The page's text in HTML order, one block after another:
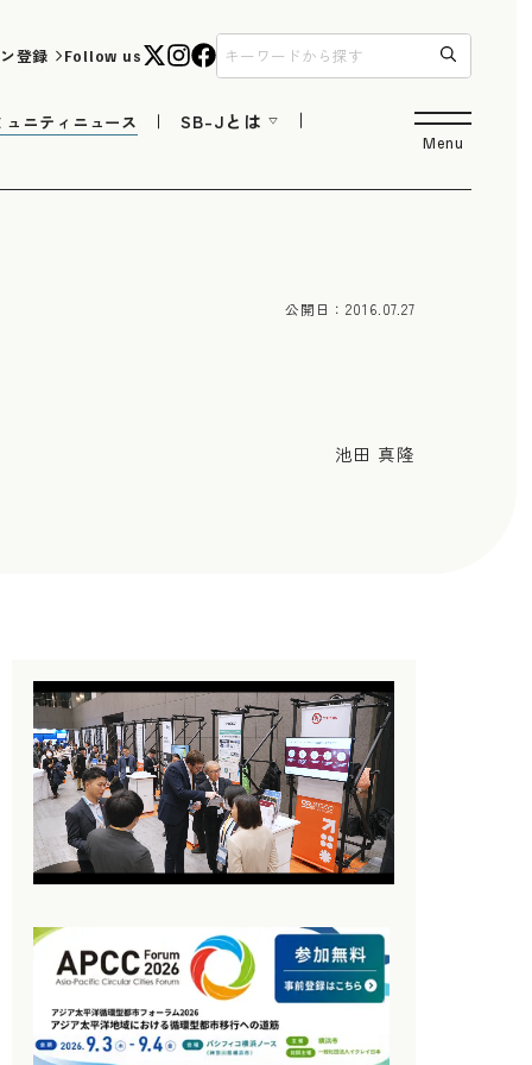
登録 Follow us
ュニティニュース SB-Jとは
Menu
公開日：2016.07.27
池田 真隆